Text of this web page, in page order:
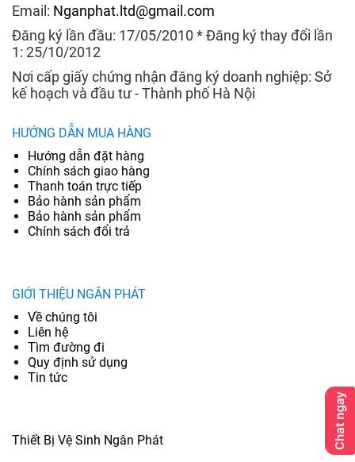
Email: Nganphat.ltd@gmail.com
Đăng ký lần đầu: 17/05/2010 * Đăng ký thay đổi lần
1: 25/10/2012
Nơi cấp giấy chứng nhận đăng ký doanh nghiệp: Sở
kế hoạch và đầu tư - Thành phố Hà Nội
HƯỚNG DẪN MUA HÀNG
Hướng dẫn đặt hàng
Chính sách giao hàng
Thanh toán trực tiếp
Bảo hành sản phẩm
Bảo hành sản phẩm
Chính sách đổi trả
GIỚI THIỆU NGÂN PHÁT
Về chúng tôi
Liên hệ
Tìm đường đi
Quy định sử dụng
Tin tức
Thiết Bị Vệ Sinh Ngân Phát